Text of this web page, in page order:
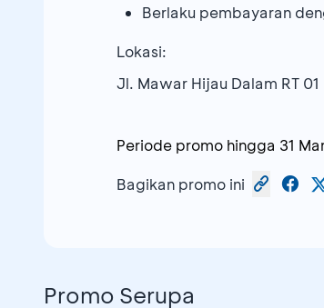
Berlaku pembayaran
Lokasi:
Jl. Mawar Hijau Dalam RT
Periode promo hingga 31
Bagikan promo ini
Promo Serupa